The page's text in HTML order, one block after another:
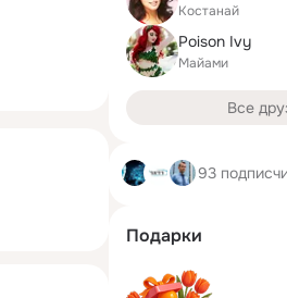
Костанай
Poison Ivy
Майами
Все
93
Подарки